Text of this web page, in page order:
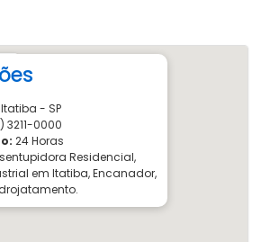
Itatiba - SP
3211-0000
24 Horas
Residencial,
em Itatiba, Encanador,